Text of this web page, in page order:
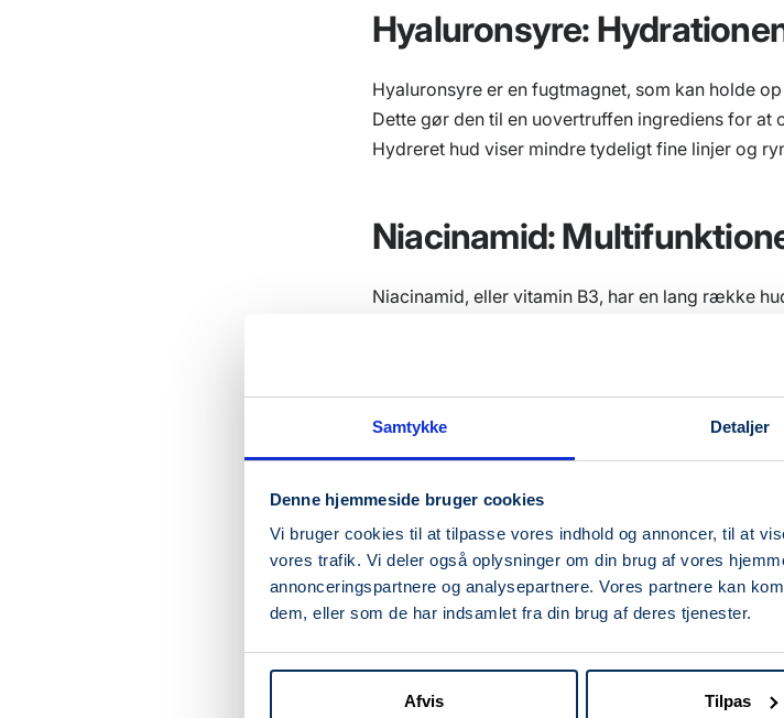
Samtykke Detaljer
Denne hjemmeside bruger cookies
Vi bruger cookies til at tilpasse vores indhold og annoncer, til at
vores trafik. Vi deler også oplysninger om din brug af vores
annonceringspartnere og analysepartnere. Vores partnere kan
dem, eller som de har indsamlet fra din brug af deres tjenester.
Afvis Tilpas
Hyaluronsyre:
Hyaluronsyre er en fugtmagnet, som kan holde
Dette gør den til en uovertruffen ingrediens for
Hydreret hud viser mindre tydeligt fine linjer og
Niacinamid:
Niacinamid, eller vitamin B3, har en lang række
Alfa-hydroxysyrer (AHA)
AHAs som glykolsyre og laktisk syre er
eksfoliere hudens overflade og fremme ny celle
olieopløselige og kan trænge ind i porerne for at
fremme en mere jævn hudtone.